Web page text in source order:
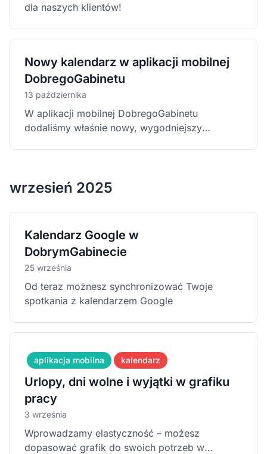
dla naszych klientów!
Nowy kalendarz w aplikacji mobilnej
DobregoGabinetu
13 października
W aplikacji mobilnej DobregoGabinetu
dodaliśmy właśnie nowy, wygodniejszy
wrzesień 2025
Kalendarz Google w
DobrymGabinecie
25 września
Od teraz możnesz synchronizować Twoje
spotkania z kalendarzem Google
aplikacja mobilna kalendarz
Urlopy, dni wolne i wyjątki w grafiku
pracy
3 września
Wprowadzamy elastyczność – możesz
dopasować grafik do swoich potrzeb w